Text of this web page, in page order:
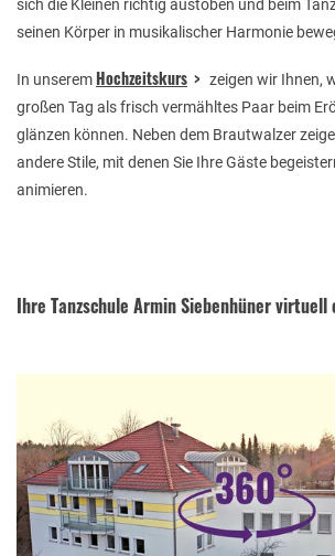
sich die Kleinen richtig austoben und beim
seinen Körper in musikalischer Harmonie
In unseremHochzeitskurs
zeigen wir Ihnen,
großen Tag als frisch vermähltes Paar beim
glänzen können. Neben dem Brautwalzer
andere Stile, mit denen Sie Ihre Gäste
animieren.
Ihre Tanzschule Armin Siebenhüner virtuell